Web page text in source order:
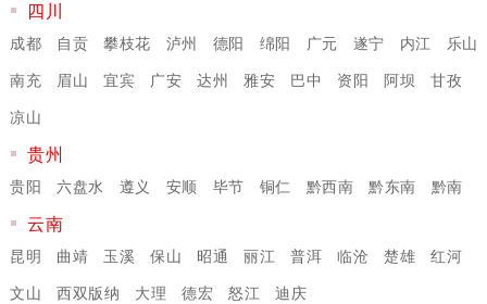
四川
成都 自贡 攀枝花 泸州 德阳 绵阳 广元 遂宁 内江
乐山
南充
眉山 宜宾 广安 达州 雅安 巴中 资阳 阿坝
甘孜
凉山
贵州
贵阳 六盘水 遵义 安顺 毕节 铜仁 黔西南 黔东南 黔南
云南
昆明 曲靖 玉溪 保山 昭通 丽江 普洱 临沧 楚雄
红河
文山
西双版纳 大理 德宏 怒江 迪庆